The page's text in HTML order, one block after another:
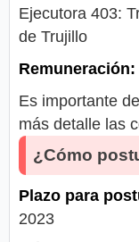
Ejecutora 403:
de Trujillo
Remuneración:
Es importante
más detalle las
¿Cómo
Plazo para
2023